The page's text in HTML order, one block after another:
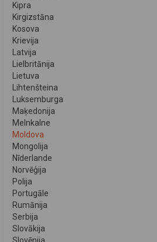
Kipra
Kirgizstāna
Kosova
Krievija
Latvija
Lielbritānija
Lietuva
Lihtenšteina
Luksemburga
Maķedonija
Melnkalne
Moldova
Mongolija
Nīderlande
Norvēģija
Polija
Portugāle
Rumānija
Serbija
Slovākija